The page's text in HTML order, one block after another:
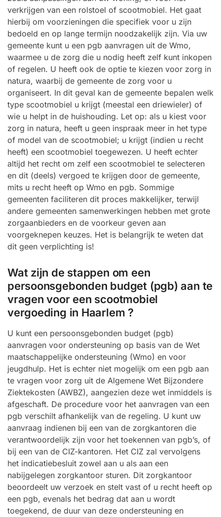
verkrijgen van een rolstoel of scootmobiel. Het gaat
hierbij om voorzieningen die specifiek voor u zijn
bedoeld en op lange termijn noodzakelijk zijn. Via uw
gemeente kunt u een pgb aanvragen uit de Wmo,
waarmee u de zorg die u nodig heeft zelf kunt inkopen
of regelen. U heeft ook de optie te kiezen voor zorg in
natura, waarbij de gemeente de zorg voor u
organiseert. In dit geval kan de gemeente bepalen welk
type scootmobiel u krijgt (meestal een driewieler) of
wie u helpt in de huishouding. Let op: als u kiest voor
zorg in natura, heeft u geen inspraak meer in het type
of model van de scootmobiel; u krijgt (indien u recht
heeft) een scootmobiel toegewezen. U heeft echter
altijd het recht om zelf een scootmobiel te selecteren
en dit (deels) vergoed te krijgen door de gemeente,
mits u recht heeft op Wmo en pgb. Sommige
gemeenten faciliteren dit proces makkelijker, terwijl
andere gemeenten samenwerkingen hebben met grote
zorgaanbieders en de voorkeur geven aan
voorgeknepen keuzes. Het is belangrijk te weten dat
dit geen verplichting is!
Wat zijn de stappen om een
persoonsgebonden budget (pgb) aan te
vragen voor een scootmobiel
vergoeding in Haarlem ?
U kunt een persoonsgebonden budget (pgb)
aanvragen voor ondersteuning op basis van de Wet
maatschappelijke ondersteuning (Wmo) en voor
jeugdhulp. Het is echter niet mogelijk om een pgb aan
te vragen voor zorg uit de Algemene Wet Bijzondere
Ziektekosten (AWBZ), aangezien deze wet inmiddels is
afgeschaft. De procedure voor het aanvragen van een
pgb verschilt afhankelijk van de regeling. U kunt uw
aanvraag indienen bij een van de zorgkantoren die
verantwoordelijk zijn voor het toekennen van pgb’s, of
bij een van de CIZ-kantoren. Het CIZ zal vervolgens
het indicatiebesluit zowel aan u als aan een
nabijgelegen zorgkantoor sturen. Dit zorgkantoor
beoordeelt uw verzoek en stelt vast of u recht heeft op
een pgb, evenals het bedrag dat aan u wordt
toegekend, de duur van deze ondersteuning en